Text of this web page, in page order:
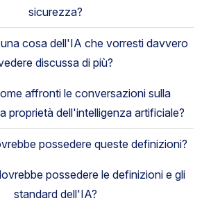
sicurezza?
cosa dell'IA che vorresti davvero
discussa di più?
affronti le conversazioni sulla
proprietà dell'intelligenza artificiale?
possedere queste definizioni?
possedere le definizioni e gli
standard dell'IA?